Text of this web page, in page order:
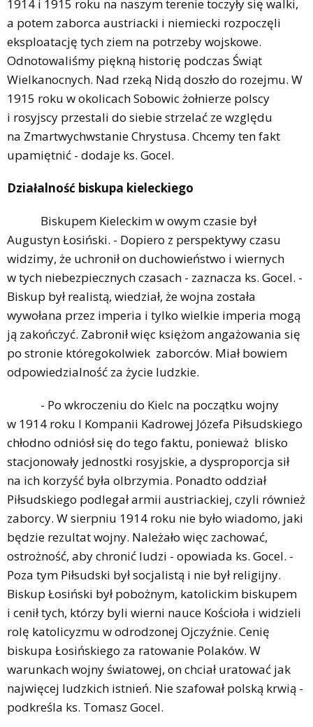
1914 i 1915 roku na naszym terenie toczyły się walki,
a potem zaborca austriacki i niemiecki rozpoczęli
eksploatację tych ziem na potrzeby wojskowe.
Odnotowaliśmy piękną historię podczas Świąt
Wielkanocnych. Nad rzeką Nidą doszło do rozejmu. W
1915 roku w okolicach Sobowic żołnierze polscy
i rosyjscy przestali do siebie strzelać ze względu
na Zmartwychwstanie Chrystusa. Chcemy ten fakt
upamiętnić - dodaje ks. Gocel.
Działalność biskupa kieleckiego
Biskupem Kieleckim w owym czasie był
Augustyn Łosiński. - Dopiero z perspektywy czasu
widzimy, że uchronił on duchowieństwo i wiernych
w tych niebezpiecznych czasach - zaznacza ks. Gocel. -
Biskup był realistą, wiedział, że wojna została
wywołana przez imperia i tylko wielkie imperia mogą
ją zakończyć. Zabronił więc księżom angażowania się
po stronie któregokolwiek zaborców. Miał bowiem
odpowiedzialność za życie ludzkie.
- Po wkroczeniu do Kielc na początku wojny
w 1914 roku I Kompanii Kadrowej Józefa Piłsudskiego
chłodno odniósł się do tego faktu, ponieważ blisko
stacjonowały jednostki rosyjskie, a dysproporcja sił
na ich korzyść była olbrzymia. Ponadto oddział
Piłsudskiego podlegał armii austriackiej, czyli również
zaborcy. W sierpniu 1914 roku nie było wiadomo, jaki
będzie rezultat wojny. Należało więc zachować,
ostrożność, aby chronić ludzi - opowiada ks. Gocel. -
Poza tym Piłsudski był socjalistą i nie był religijny.
Biskup Łosiński był pobożnym, katolickim biskupem
i cenił tych, którzy byli wierni nauce Kościoła i widzieli
rolę katolicyzmu w odrodzonej Ojczyźnie. Cenię
biskupa Łosińskiego za ratowanie Polaków. W
warunkach wojny światowej, on chciał uratować jak
najwięcej ludzkich istnień. Nie szafował polską krwią -
podkreśla ks. Tomasz Gocel.